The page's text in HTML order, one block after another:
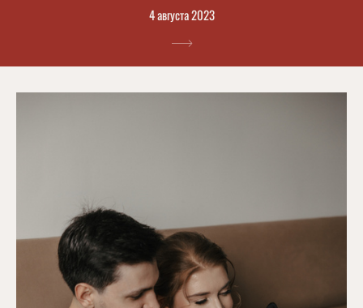
4 августа 2023